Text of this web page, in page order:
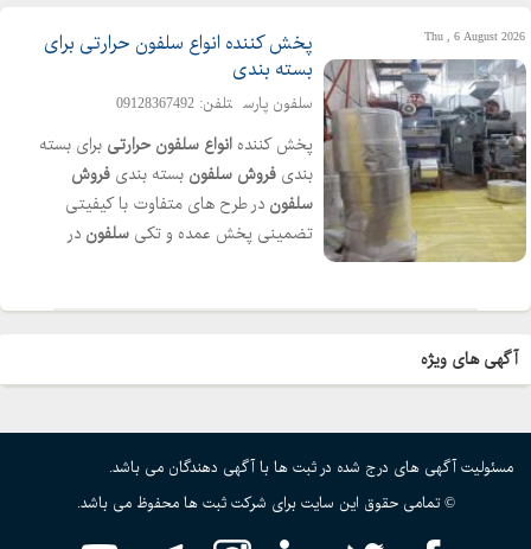
Thu , 6 August 2026
پخش کننده انواع سلفون حرارتی برای
بسته بندی
سلفون پارس تلفن: 09128367492
پخش کنندهانواع سلفون حرارتی برای بسته
بندیفروش سلفون بسته بندیفروش
سلفون در طرح های متفاوت با کیفیتی
تضمینی پخش عمده و تکیسلفون در
آگهی های ویژه
مسئولیت آگهی های درج شده در ثبت ها با آگهی دهندگان می باشد.
© تمامی حقوق این سایت برای شرکت ثبت ها محفوظ می باشد.